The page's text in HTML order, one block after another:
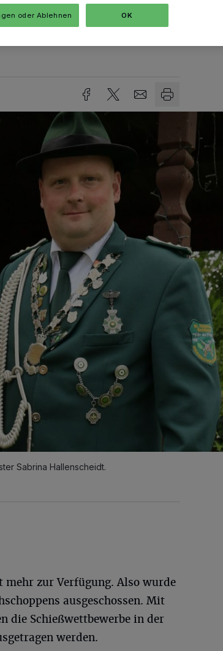
Sabrina Hallenscheidt.
mehr zur Verfügung. Also wurde
ausgeschossen. Mit
die Schießwettbewerbe in der
werden.
oder Ablehnen OK